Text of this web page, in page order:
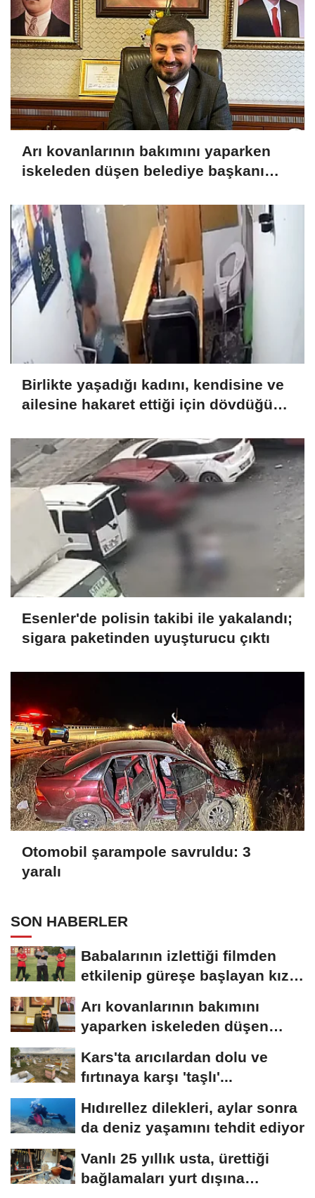
Arı kovanlarının bakımını yaparken
iskeleden düşen belediye başkanı
Birlikte yaşadığı kadını, kendisine ve
ailesine hakaret ettiği için dövdüğünü
Esenler'de polisin takibi ile yakalandı;
sigara paketinden uyuşturucu çıktı
Otomobil şarampole savruldu: 3
yaralı
SON HABERLER
Babalarının izlettiği filmden
etkilenip güreşe başlayan kız
Arı kovanlarının bakımını
yaparken iskeleden düşen
Kars'ta arıcılardan dolu ve
fırtınaya karşı 'taşlı'...
Hıdırellez dilekleri, aylar sonra
da deniz yaşamını tehdit ediyor
Vanlı 25 yıllık usta, ürettiği
bağlamaları yurt dışına